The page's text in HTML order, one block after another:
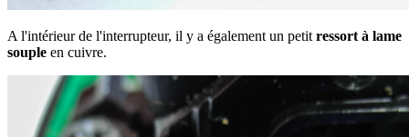
A l'intérieur de l'interrupteur, il y a également un petitressort à lame
souple en cuivre.